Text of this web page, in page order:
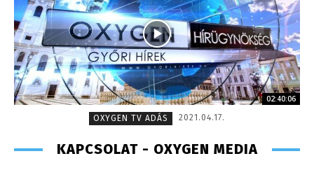
02:40:06
OXYGEN TV ADÁS
2021.04.17.
KAPCSOLAT - OXYGEN MEDIA